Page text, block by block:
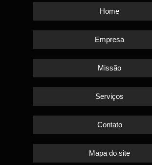
Home
Empresa
Missão
Serviços
Contato
Mapa do site